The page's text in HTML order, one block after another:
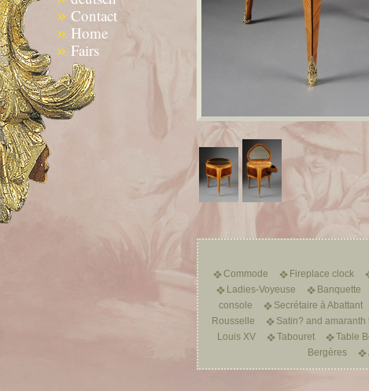
» Contact
» Home
» Fairs
Commode Fireplace clock
Ladies-Voyeuse
Banquette
console
Secrétaire à Abattant
Rousselle
Satin? and amaranth
Louis XV
Tabouret Table
Bergères